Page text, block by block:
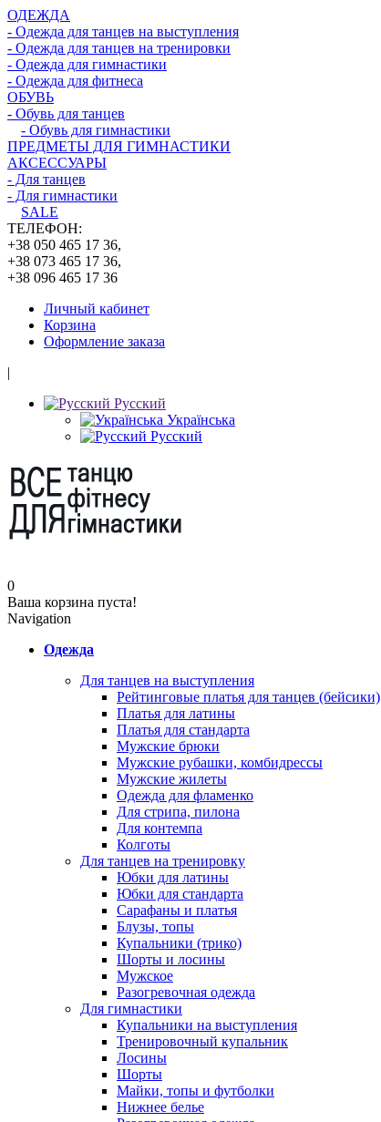
ОДЕЖДА
- Одежда для танцев на выступления
- Одежда для танцев на тренировки
- Одежда для гимнастики
- Одежда для фитнеса
ОБУВЬ
- Обувь для танцев
- Обувь для гимнастики
ПРЕДМЕТЫ ДЛЯ ГИМНАСТИКИ
АКСЕССУАРЫ
- Для танцев
- Для гимнастики
SALE
ТЕЛЕФОН:
+38 050 465 17 36,
+38 073 465 17 36,
+38 096 465 17 36
Личный кабинет
Корзина
Оформление заказа
|
Русский
Українська
Русский
0
Ваша корзина пуста!
Navigation
Одежда
Для танцев на выступления
Рейтинговые платья для танцев (бейсики)
Платья для латины
Платья для стандарта
Мужские брюки
Мужские рубашки, комбидрессы
Мужские жилеты
Одежда для фламенко
Для стрипа, пилона
Для контемпа
Колготы
Для танцев на тренировку
Юбки для латины
Юбки для стандарта
Сарафаны и платья
Блузы, топы
Купальники (трико)
Шорты и лосины
Мужское
Разогревочная одежда
Для гимнастики
Купальники на выступления
Тренировочный купальник
Лосины
Шорты
Майки, топы и футболки
Нижнее белье